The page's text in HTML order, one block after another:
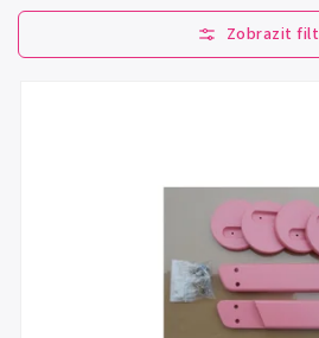
Nejlevnější
Nejdražší